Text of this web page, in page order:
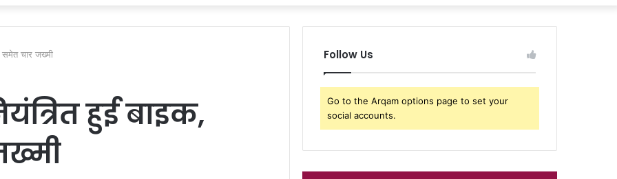
समेत चार जख्मी
हुई बाइक,
Follow Us
Go to the Arqam options page to set your
social accounts.